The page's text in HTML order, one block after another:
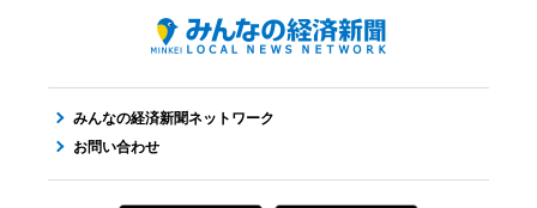
みんなの経済新聞ネットワーク
お問い合わせ